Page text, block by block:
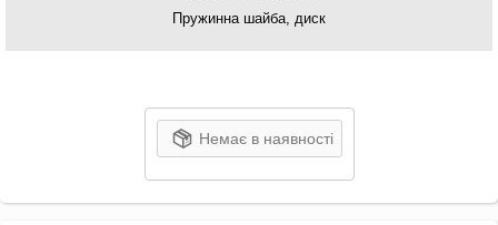
Пружинна шайба, диск
Немає в наявності